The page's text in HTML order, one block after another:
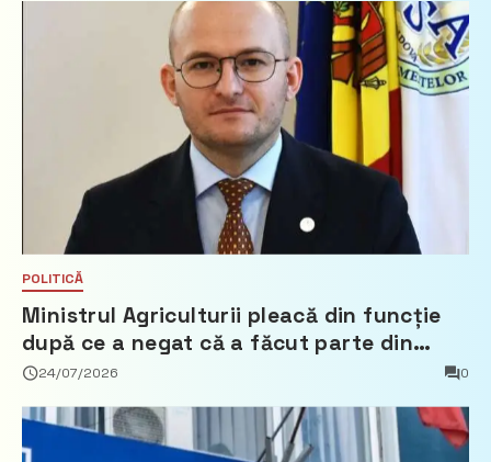
POLITICĂ
Ministrul Agriculturii pleacă din funcție
după ce a negat că a făcut parte din
Partidul Democrat
24/07/2026 0